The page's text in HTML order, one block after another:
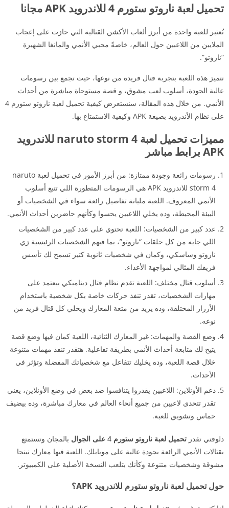
تحميل لعبة ناروتو ستورم 4 للاندرويد APK مجانا
تُعتبر للعبة واحدة من أبرز ألعاب الأكشن القتالية التي حازت على إعجاب
الملايين من اللاعبين حول العالم، خاصةً محبي الأنمي والمانغا الشهيرة
“ناروتو”.
تتميز هذه اللعبة بتجربة قتال فريدة من نوعها، حيث تجمع بين رسومات
عالية الجودة، أسلوب لعب مشوق، و قصة مستوحاة مباشرة من أحداث
الأنمي. من خلال هذه المقالة، سنستعرض كيفية تحميل لعبة ناروتو ستورم 4
على نظام الأندرويد بصيغة APK وكيفية الاستمتاع بها.
مميزات تحميل لعبة naruto storm 4 للاندرويد
APK برابط مباشر
رسومات رائعة وجودة ممتازة: من أبرز الأمور في تحميل لعبة naruto
storm 4 للاندرويد APK هي الرسومات المتطورة اللي تتبع أسلوب
الأنمي المعروف. اللعبة مليانة تفاصيل رائعة سواء في الشخصيات أو
البيئة المحيطة، وده يخلي اللاعبين يحسوا وكأنهم حاضرين أحداث الأنمي.
عدد كبير من الشخصيات: اللعبة تحتوي على عدد كبير من الشخصيات
اللي جايه من كل حلقات “ناروتو”، بما فيهم الشخصيات الرئيسية زي
ناروتو وساسكي، وكمان في شخصيات ثانوية كتير تسمح لك تأسس
فريقك المثالي لمواجهة الأعداء.
أسلوب قتال مختلف: اللعبة تقدم نظام قتال ديناميكي بيعتمد على
مهارات الشخصيات، تقدر تنفذ حركات خاصة بكل شخصية باستخدام
الأزرار المختلفة، وده يزيد من متعة المعارك ويخلي كل قتال فريد من
نوعه.
وضع القصة والمهمات: غير المعارك الثنائية، اللعبة كمان فيها وضع قصة
يتيح لك متابعة أحداث الأنمي بطريقة تفاعلية. هتقدر تنفذ مهمات متنوعة
خلال قصة اللعبة، وده يخليك تتفاعل مع شخصياتك المفضلة وتؤثر في
الأحداث.
دعم الأونلاين: اللاعبين يقدروا يتنافسوا ضد بعض في وضع الأونلاين، يعني
تقدر تتحدى لاعبين من جميع أنحاء العالم في معارك مباشرة، وده بيضيف
حماس وتشويق للعبة.
دلوقتي تقدر تحميل لعبة ناروتو ستورم 4 على الجوال
بالمجان وتستمتع
بقتالات الأنمي الرائعة بجودة عالية على موبايلك. اللعبة فيها معارك نينجا
مشوقة وشخصيات متنوعة وكأنك بتلعب النسخة الأصلية على الكمبيوتر.
حول تحميل لعبة ناروتو ستورم للاندرويد APK؟